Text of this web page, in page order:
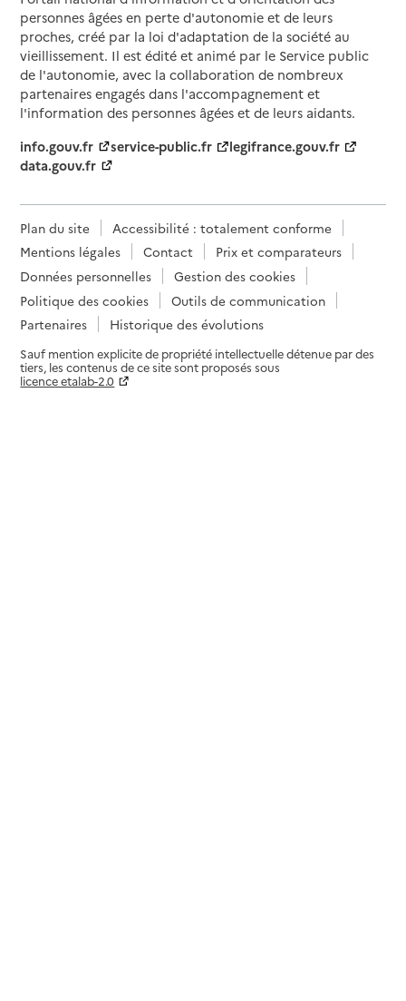
personnes âgées en perte d'autonomie et de leurs
proches, créé par la loi d'adaptation de la société au
vieillissement. Il est édité et animé par le Service public
de l'autonomie, avec la collaboration de nombreux
partenaires engagés dans l'accompagnement et
l'information des personnes âgées et de leurs aidants.
info.gouv.fr
service-public.fr
legifrance.gouv.fr
data.gouv.fr
Plan du site
Accessibilité : totalement conforme
Mentions légales
Contact
Prix et comparateurs
Données personnelles
Gestion des cookies
Politique des cookies
Outils de communication
Partenaires
Historique des évolutions
Sauf mention explicite de propriété intellectuelle détenue par des
tiers, les contenus de ce site sont proposés sous
licence etalab-2.0